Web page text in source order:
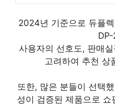
2024년 기준으로 듀플
사용자의 선호도, 판매
고려하여 추천 상
또한, 많은 분들이 선택
성이 검증된 제품으로 쇼